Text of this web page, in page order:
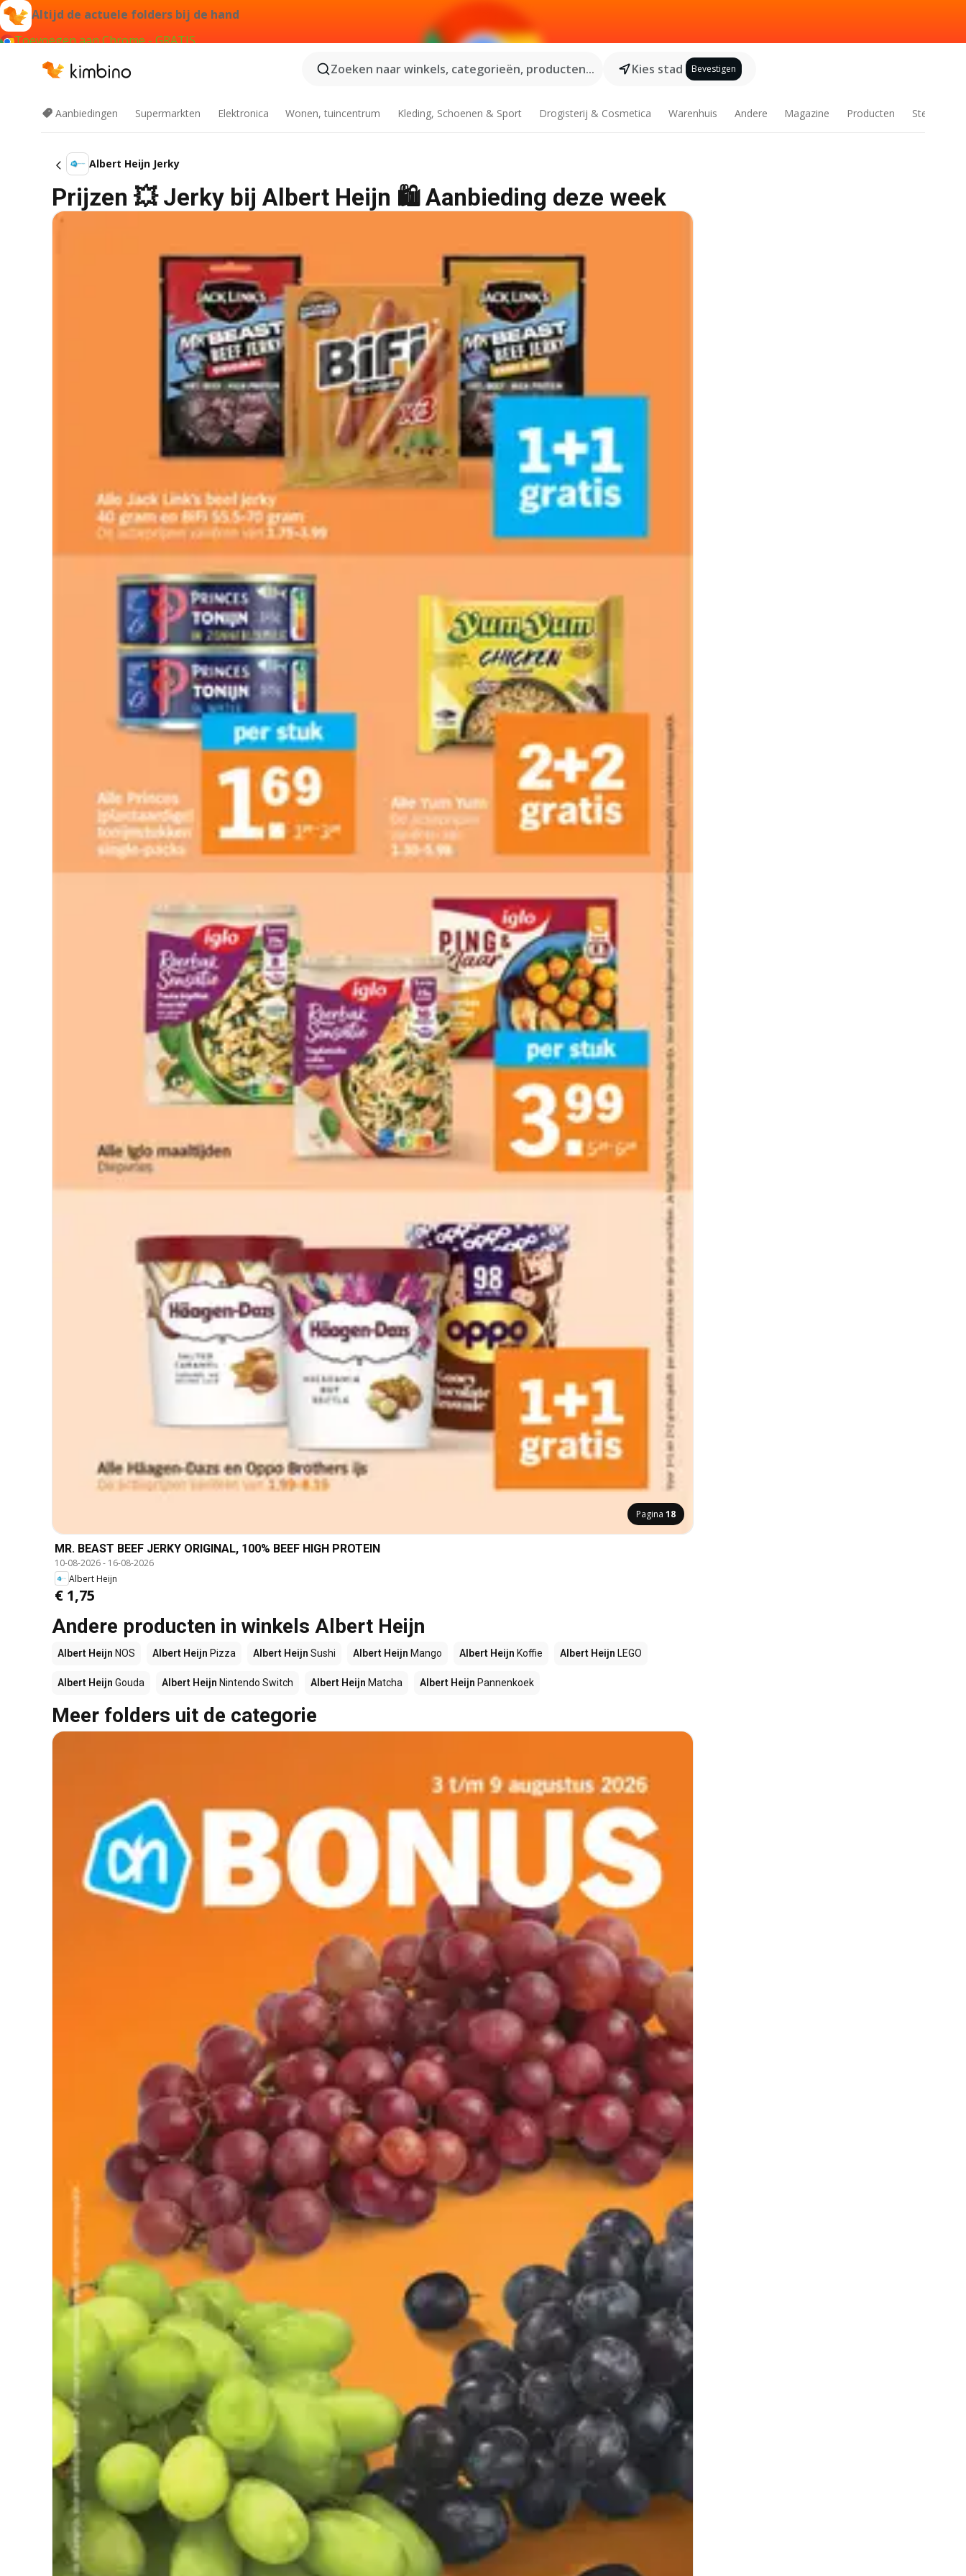
Altijd de actuele folders bij de hand
Toevoegen aan Chrome - GRATIS
Zoeken naar winkels, categorieën, producten...
Kies stad Bevestigen
Aanbiedingen Supermarkten Elektronica Wonen, tuincentrum Kleding, Schoenen & Sport Drogisterij & Cosmetica Warenhuis Andere Magazine Producten Steden
Albert Heijn Jerky
Prijzen 💥 Jerky bij Albert Heijn 🛍️ Aanbieding deze week
Pagina 18
MR. BEAST BEEF JERKY ORIGINAL, 100% BEEF HIGH PROTEIN
10-08-2026- 16-08-2026
Albert Heijn
€ 1,75
Andere producten in winkels Albert Heijn
Albert Heijn NOS Albert Heijn Pizza Albert Heijn Sushi Albert Heijn Mango Albert Heijn Koffie Albert Heijn LEGO
Albert Heijn Gouda Albert Heijn Nintendo Switch Albert Heijn Matcha Albert Heijn Pannenkoek
Meer folders uit de categorie